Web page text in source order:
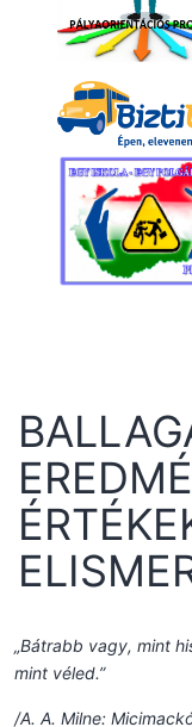
„Bátrabb vagy, mint
mint véled.”
/A. A. Milne: